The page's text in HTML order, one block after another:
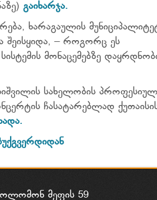
გაიხარჯა.
ხარაგაულის
შეისყიდა, – როგორც ეს
მონაცემებზე
სახელობის პროფესიულ
ჩასატარებლად
მეფის 59